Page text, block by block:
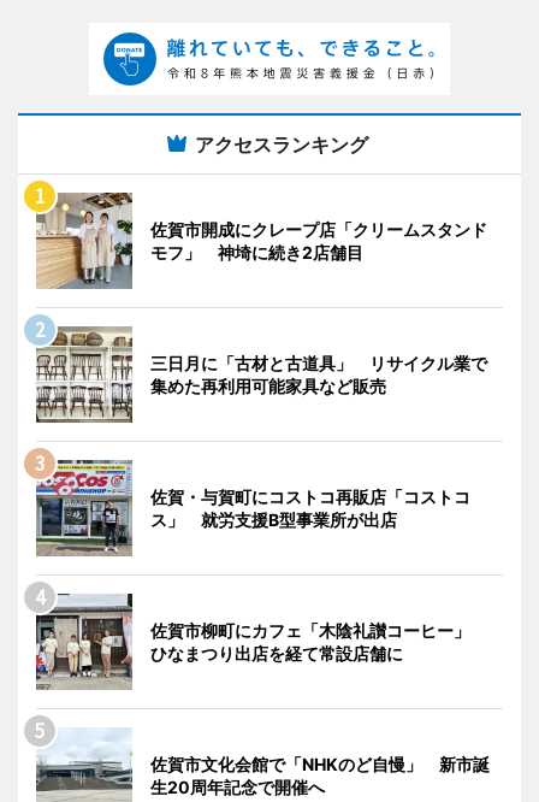
アクセスランキング
佐賀市開成にクレープ店「クリームスタンド
モフ」 神埼に続き2店舗目
三日月に「古材と古道具」 リサイクル業で
集めた再利用可能家具など販売
佐賀・与賀町にコストコ再販店「コストコ
ス」 就労支援B型事業所が出店
佐賀市柳町にカフェ「木陰礼讃コーヒー」
ひなまつり出店を経て常設店舗に
佐賀市文化会館で「NHKのど自慢」 新市誕
生20周年記念で開催へ